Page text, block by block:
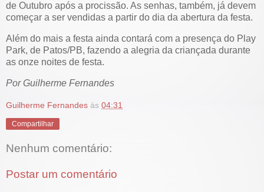
de Outubro após a procissão. As senhas, também, já devem
começar a ser vendidas a partir do dia da abertura da festa.
Além do mais a festa ainda contará com a presença do Play
Park, de Patos/PB, fazendo a alegria da criançada durante
as onze noites de festa.
Por Guilherme Fernandes
Guilherme Fernandes às 04:31
Compartilhar
Nenhum comentário:
Postar um comentário